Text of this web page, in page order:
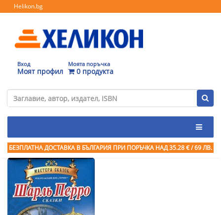
Helikon.bg
Вход
Моят профил
Моята поръчка
0 продукта
БЕЗПЛАТНА ДОСТАВКА В БЪЛГАРИЯ ПРИ ПОРЪЧКА НАД 35.28 € / 69 ЛВ.